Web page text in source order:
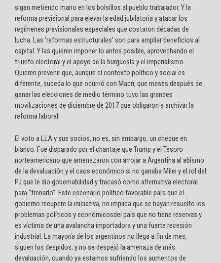
sigan metiendo mano en los bolsillos al pueblo trabajador. Y la
reforma previsional para elevar la edad jubilatoria y atacar los
regímenes previsionales especiales que costaron décadas de
lucha. Las ‘reformas estructurales’ son para ampliar beneficios al
capital. Y las quieren imponer lo antes posible, aprovechando el
triunfo electoral y el apoyo de la burguesía y el imperialismo.
Quieren prevenir que, aunque el contexto político y social es
diferente, suceda lo que ocurrió con Macri, que meses después de
ganar las elecciones de medio término tuvo las grandes
movilizaciones de diciembre de 2017 que obligaron a archivar la
reforma laboral.
El voto a LLA y sus socios, no es, sin embargo, un cheque en
blanco. Fue disparado por el chantaje que Trump y el Tesoro
norteamericano que amenazaron con arrojar a Argentina al abismo
de la devaluación y el caos económico si no ganaba Milei y el rol del
PJ que le dio gobernabilidad y fracasó como alternativa electoral
para “frenarlo”. Este escenario político favorable para que el
gobierno recupere la iniciativa, no implica que se hayan resuelto los
problemas políticos y económicosdel país que no tiene reservas y
es víctima de una avalancha importadora y una fuerte recesión
industrial. La mayoría de los argentinos no llega a fin de mes,
siguen los despidos, y no se despejó la amenaza de más
devaluación, cuando ya estamos sufriendo los aumentos de